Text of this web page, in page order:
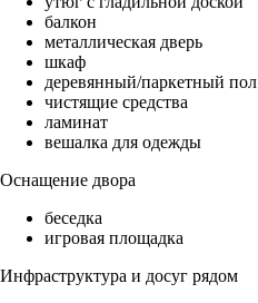
балкон
металлическая дверь
шкаф
деревянный/паркетный пол
чистящие средства
ламинат
вешалка для одежды
Оснащение двора
беседка
игровая площадка
Инфраструктура и досуг рядом